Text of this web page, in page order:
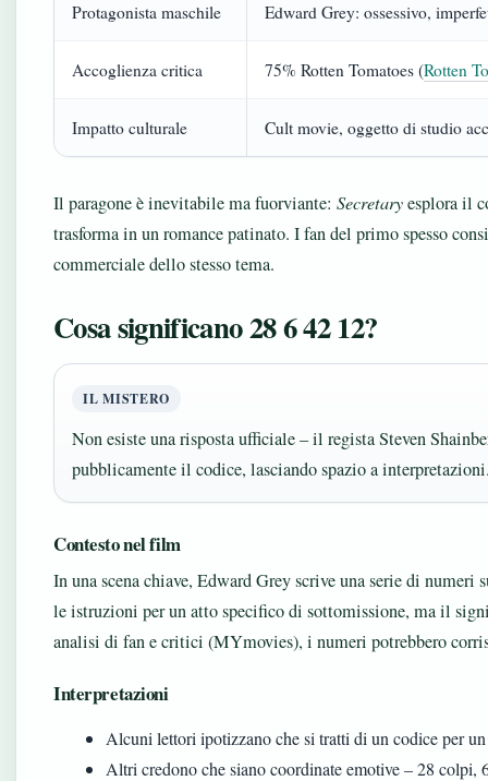
Protagonista maschile Edward Grey: ossessivo,
Accoglienza critica 75% Rotten Tomatoes (Rotten
Impatto culturale Cult movie, oggetto di studio
Il paragone è inevitabile ma fuorviante: Secretaryesplora il
trasforma in un romance patinato. I fan del primo spesso
commerciale dello stesso tema.
Cosa significano 28 6 42 12?
IL MISTERO
Non esiste una risposta ufficiale – il regista Steven
pubblicamente il codice, lasciando spazio a
Contesto nel film
In una scena chiave, Edward Grey scrive una serie di
le istruzioni per un atto specifico di sottomissione, ma il
analisi di fan e critici (MYmovies), i numeri potrebbero
Interpretazioni
Alcuni lettori ipotizzano che si tratti di un codice per
Altri credono che siano coordinate emotive – 28 colpi,